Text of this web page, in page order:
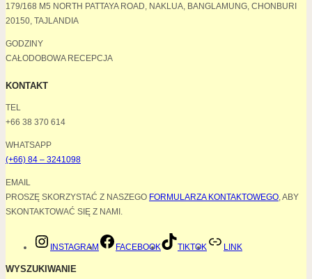
179/168 M5 NORTH PATTAYA ROAD, NAKLUA, BANGLAMUNG, CHONBURI
20150, TAJLANDIA
GODZINY
CAŁODOBOWA RECEPCJA
KONTAKT
TEL
+66 38 370 614
WHATSAPP
(+66) 84 – 3241098
EMAIL
PROSZĘ SKORZYSTAĆ Z NASZEGO FORMULARZA KONTAKTOWEGO, ABY
SKONTAKTOWAĆ SIĘ Z NAMI.
INSTAGRAM FACEBOOK TIKTOK LINK
WYSZUKIWANIE